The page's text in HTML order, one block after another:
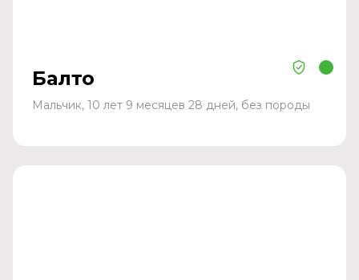
Балто
Мальчик, 10 лет 9 месяцев 28 дней, без породы